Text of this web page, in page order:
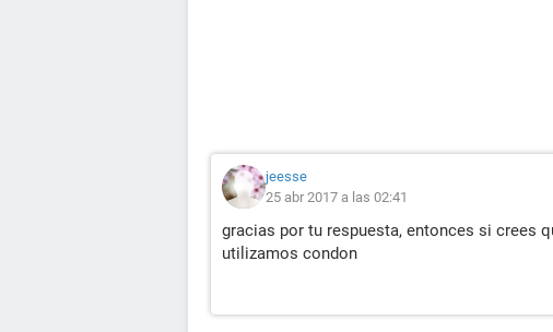
jeesse
25 abr 2017 a las 02:41
gracias por tu respuesta, entonces si crees
utilizamos condon